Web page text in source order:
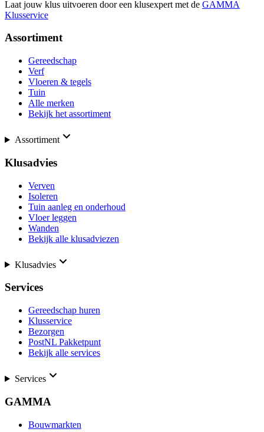
Laat jouw klus uitvoeren door een klusexpert met de GAMMA
Klusservice
Assortiment
Gereedschap
Verf
Vloeren & tegels
Tuin
Alle merken
Bekijk het assortiment
Assortiment
Klusadvies
Verven
Isoleren
Tuin aanleg en onderhoud
Vloer leggen
Wanden
Bekijk alle klusadviezen
Klusadvies
Services
Gereedschap huren
Klusservice
Bezorgen
PostNL Pakketpunt
Bekijk alle services
Services
GAMMA
Bouwmarkten